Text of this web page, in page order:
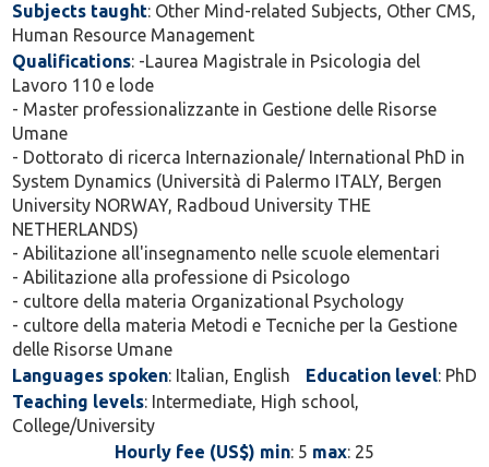
Subjects taught: Other Mind-related Subjects, Other CMS,
Human Resource Management
Qualifications: -Laurea Magistrale in Psicologia del
Lavoro 110 e lode
- Master professionalizzante in Gestione delle Risorse
Umane
- Dottorato di ricerca Internazionale/ International PhD in
System Dynamics (Università di Palermo ITALY, Bergen
University NORWAY, Radboud University THE
NETHERLANDS)
- Abilitazione all'insegnamento nelle scuole elementari
- Abilitazione alla professione di Psicologo
- cultore della materia Organizational Psychology
- cultore della materia Metodi e Tecniche per la Gestione
delle Risorse Umane
Languages spoken: Italian, English Education level: PhD
Teaching levels: Intermediate, High school,
College/University
Hourly fee (US$) min: 5 max: 25